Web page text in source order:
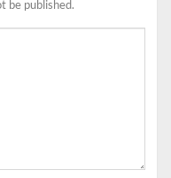
pajak yang
mobil dikelola
be published.